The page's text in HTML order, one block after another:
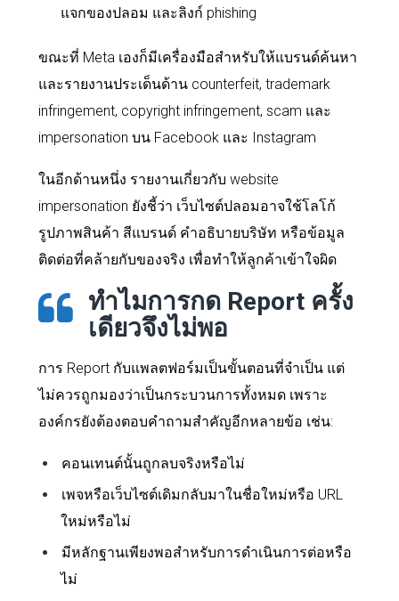
แจกของปลอม และลิงก์ phishing
ขณะที่ Meta เองก็มีเครื่องมือสำหรับให้แบรนด์ค้นหา
และรายงานประเด็นด้าน counterfeit, trademark
infringement, copyright infringement, scam และ
impersonation บน Facebook และ Instagram
ในอีกด้านหนึ่ง รายงานเกี่ยวกับ website
impersonation ยังชี้ว่า เว็บไซต์ปลอมอาจใช้โลโก้
รูปภาพสินค้า สีแบรนด์ คำอธิบายบริษัท หรือข้อมูล
ติดต่อที่คล้ายกับของจริง เพื่อทำให้ลูกค้าเข้าใจผิด
ทำไมการกด Report ครั้ง
เดียวจึงไม่พอ
การ Report กับแพลตฟอร์มเป็นขั้นตอนที่จำเป็น แต่
ไม่ควรถูกมองว่าเป็นกระบวนการทั้งหมด เพราะ
องค์กรยังต้องตอบคำถามสำคัญอีกหลายข้อ เช่น:
คอนเทนต์นั้นถูกลบจริงหรือไม่
เพจหรือเว็บไซต์เดิมกลับมาในชื่อใหม่หรือ URL
ใหม่หรือไม่
มีหลักฐานเพียงพอสำหรับการดำเนินการต่อหรือ
ไม่